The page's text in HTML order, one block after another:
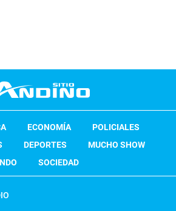
ECONOMÍA
POLICIALES
DEPORTES
MUCHO SHOW
SOCIEDAD